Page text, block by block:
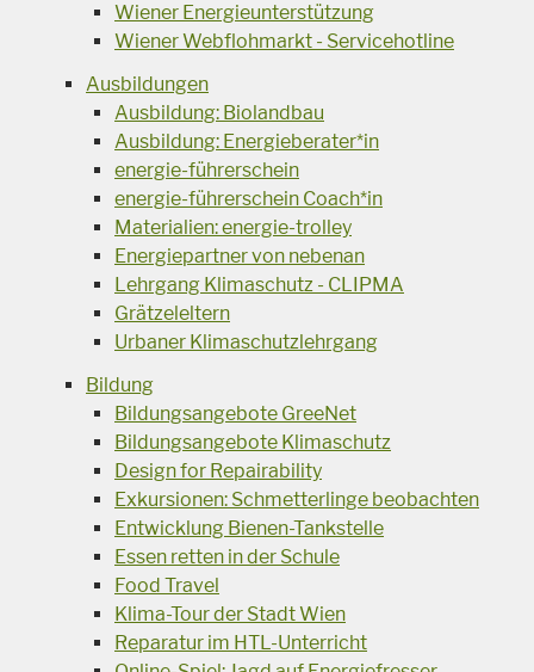
Wiener Energieunterstützung
Wiener Webflohmarkt - Servicehotline
Ausbildungen
Ausbildung: Biolandbau
Ausbildung: Energieberater*in
energie-führerschein
energie-führerschein Coach*in
Materialien: energie-trolley
Energiepartner von nebenan
Lehrgang Klimaschutz - CLIPMA
Grätzeleltern
Urbaner Klimaschutzlehrgang
Bildung
Bildungsangebote GreeNet
Bildungsangebote Klimaschutz
Design for Repairability
Exkursionen: Schmetterlinge beobachten
Entwicklung Bienen-Tankstelle
Essen retten in der Schule
Food Travel
Klima-Tour der Stadt Wien
Reparatur im HTL-Unterricht